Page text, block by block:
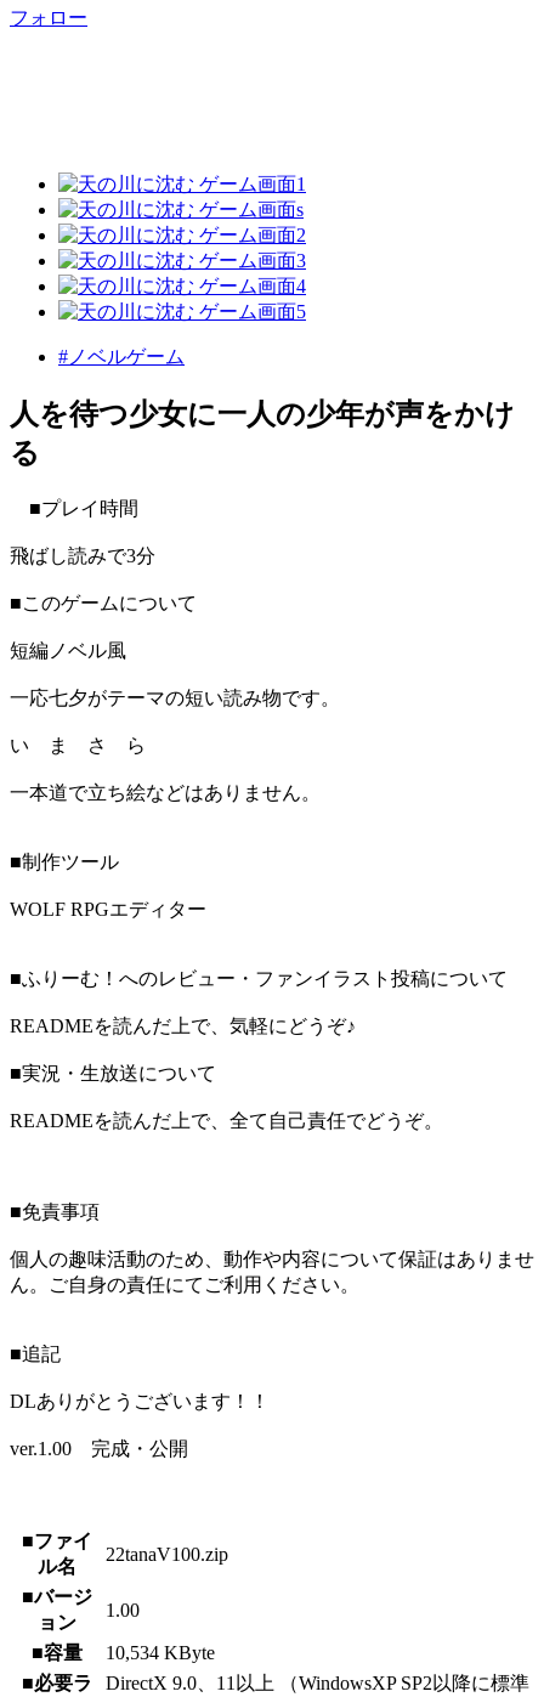
フォロー
#ノベルゲーム
人を待つ少女に一人の少年が声をかけ
る
■プレイ時間
飛ばし読みで3分
■このゲームについて
短編ノベル風
一応七夕がテーマの短い読み物です。
い ま さ ら
一本道で立ち絵などはありません。
■制作ツール
WOLF RPGエディター
■ふりーむ！へのレビュー・ファンイラスト投稿について
READMEを読んだ上で、気軽にどうぞ♪
■実況・生放送について
READMEを読んだ上で、全て自己責任でどうぞ。
■免責事項
個人の趣味活動のため、動作や内容について保証はありませ
ん。ご自身の責任にてご利用ください。
■追記
DLありがとうございます！！
ver.1.00 完成・公開
■ファイ
ル名
22tanaV100.zip
■バージ
ョン
1.00
■容量
10,534 KByte
■必要ラ
DirectX 9.0、11以上 （WindowsXP SP2以降に標準